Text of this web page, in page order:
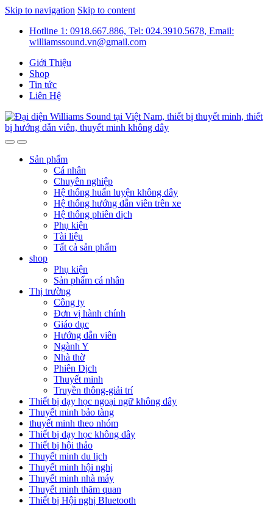
Skip to navigation Skip to content
Hotline 1: 0918.667.886, Tel: 024.3910.5678, Email:
williamssound.vn@gmail.com
Giới Thiệu
Shop
Tin tức
Liên Hệ
Sản phẩm
Cá nhân
Chuyên nghiệp
Hệ thống huấn luyện không dây
Hệ thống hướng dẫn viên trên xe
Hệ thống phiên dịch
Phụ kiện
Tài liệu
Tất cả sản phẩm
shop
Phụ kiện
Sản phẩm cá nhân
Thị trường
Công ty
Đơn vị hành chính
Giáo dục
Hướng dẫn viên
Ngành Y
Nhà thờ
Phiên Dịch
Thuyết minh
Truyền thông-giải trí
Thiết bị dạy học ngoại ngữ không dây
Thuyết minh bảo tàng
thuyết minh theo nhóm
Thiết bị dạy học không dây
Thiết bị hội thảo
Thuyết minh du lịch
Thuyết minh hội nghị
Thuyết minh nhà máy
Thuyết minh thăm quan
Thiết bị Hội nghị Bluetooth